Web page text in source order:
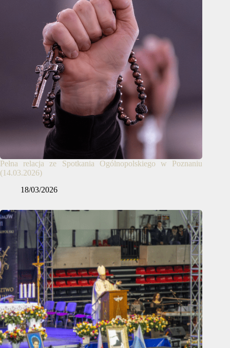
Pełna relacja ze Spotkania Ogólnopolskiego w Poznaniu
(14.03.2026)
18/03/2026